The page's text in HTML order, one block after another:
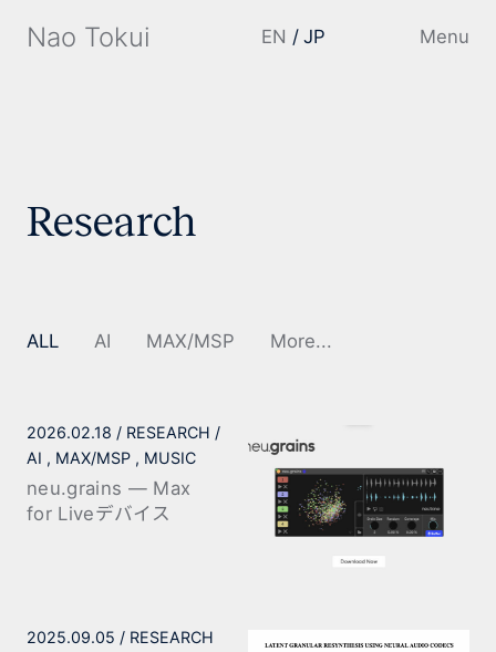
Nao Tokui EN JP Menu
Research
ALL AI MAX/MSP More...
2026.02.18
RESEARCH
AI
MAX/MSP MUSIC
neu.grains — Max
for Liveデバイス
2025.09.05
RESEARCH